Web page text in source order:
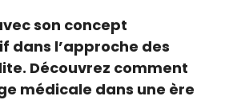
son concept
dans l’approche des
Découvrez comment
médicale dans une ère